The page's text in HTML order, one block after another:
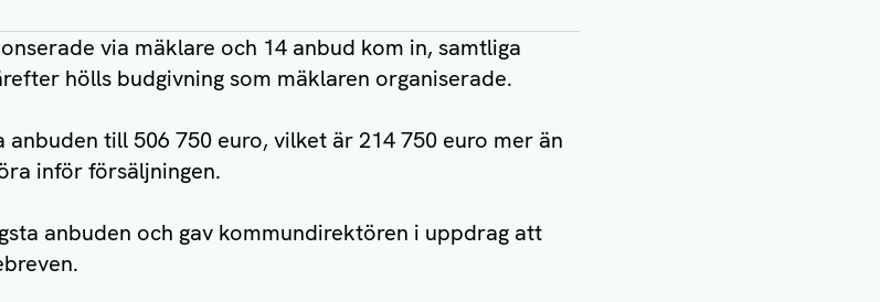
via mäklare och 14 anbud kom in, samtliga
hölls budgivning som mäklaren organiserade.
till 506 750 euro, vilket är 214 750 euro mer än
inför försäljningen.
anbuden och gav kommundirektören i uppdrag att